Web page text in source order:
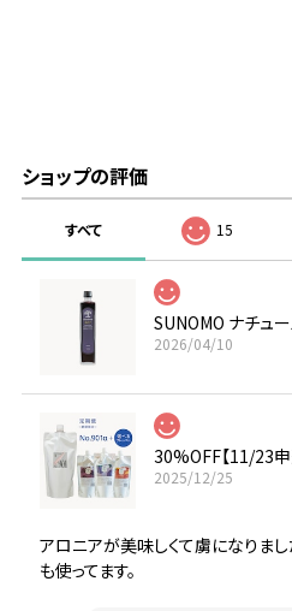
ショップの評価
すべて 15
2026/04/10
2025/12/25
アロニアが美味しくて虜になりま
も使ってます。